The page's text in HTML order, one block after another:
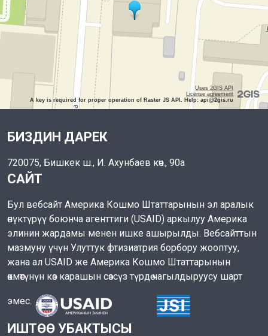
Uses 2GIS API
License agreement
A key is required for proper operation of Raster JS API. Help: api@2gis.ru
БИЗДИН ДАРЕК
720075, Бишкек ш., И. Ахунбаев көч., 90а
САЙТ
Бул вебсайт Америка Кошмо Штаттарынын эл аралык
өнүктүрүү боюнча агенттиги (USAID) аркылуу Америка
элинин жардамы менен ишке ашырылды. Вебсайттын
мазмуну үчүн Улуттук фтизиатрия борбору жооптуу,
жана ал USAID же Америка Кошмо Штаттарынын
өкмөтүнүн көз карашын сөзсүз түрдө чагылдыруусу шарт
эмес.
ИШТӨӨ УБАКТЫСЫ